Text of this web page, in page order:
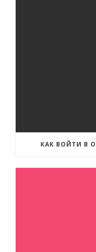
КАК ВОЙТИ В